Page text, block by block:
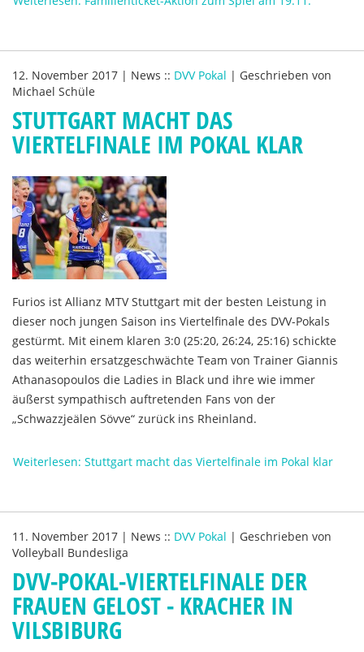
12. November 2017 | News :: DVV Pokal | Geschrieben von
Michael Schüle
STUTTGART MACHT DAS
VIERTELFINALE IM POKAL KLAR
Furios ist Allianz MTV Stuttgart mit der besten Leistung in
dieser noch jungen Saison ins Viertelfinale des DVV-Pokals
gestürmt. Mit einem klaren 3:0 (25:20, 26:24, 25:16) schickte
das weiterhin ersatzgeschwächte Team von Trainer Giannis
Athanasopoulos die Ladies in Black und ihre wie immer
äußerst sympathisch auftretenden Fans von der
„Schwazzjeälen Sövve“ zurück ins Rheinland.
Weiterlesen: Stuttgart macht das Viertelfinale im Pokal klar
11. November 2017 | News :: DVV Pokal | Geschrieben von
Volleyball Bundesliga
DVV-POKAL-VIERTELFINALE DER
FRAUEN GELOST - KRACHER IN
VILSBIBURG